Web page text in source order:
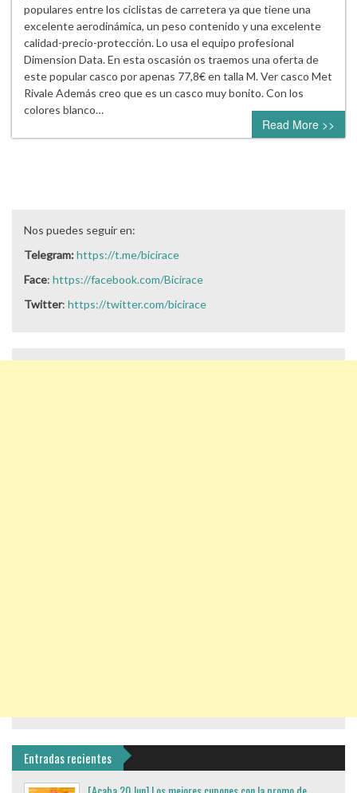
populares entre los ciclistas de carretera ya que tiene una
excelente aerodinámica, un peso contenido y una excelente
calidad-precio-protección. Lo usa el equipo profesional
Dimension Data. En esta oscasión os traemos una oferta de
este popular casco por apenas 77,8€ en talla M. Ver casco Met
Rivale Además creo que es un casco muy bonito. Con los
colores blanco…
Read More >>
Nos puedes seguir en:
Telegram:https://t.me/bicirace
Face: https://facebook.com/Bicirace
Twitter: https://twitter.com/bicirace
Entradas recientes